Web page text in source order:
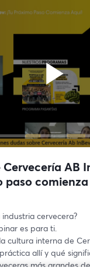
AB
paso
industria cervecera?
es para ti.
cultura interna de
allí y qué
más grandes